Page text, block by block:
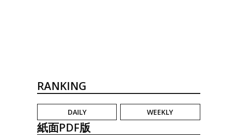
RANKING
DAILY WEEKLY
紙面PDF版